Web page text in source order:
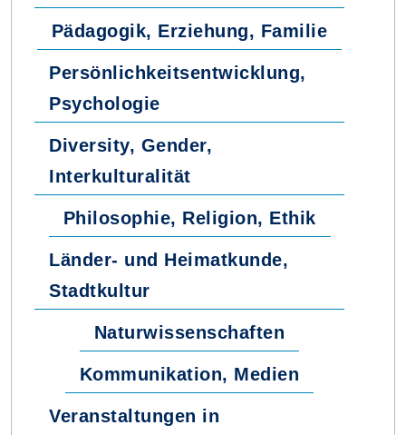
Pädagogik, Erziehung, Familie
Persönlichkeitsentwicklung,
Psychologie
Diversity, Gender,
Interkulturalität
Philosophie, Religion, Ethik
Länder- und Heimatkunde,
Stadtkultur
Naturwissenschaften
Kommunikation, Medien
Veranstaltungen in